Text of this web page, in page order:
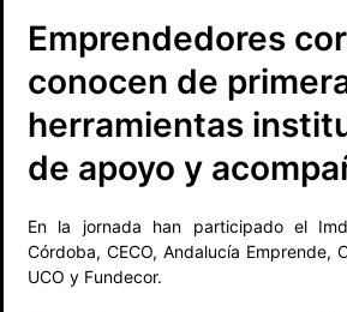
Emprendedores
conocen de
herramientas
de apoyo y
En la jornada han participado el
Córdoba, CECO, Andalucía Emprende,
UCO y Fundecor.